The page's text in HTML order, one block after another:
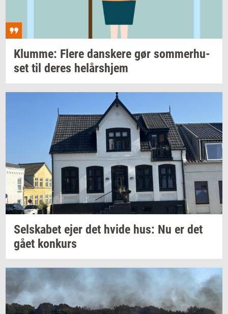
Klum­me: Flere dan­ske­re gør som­mer­hu­
set til deres helårs­hjem
Sel­ska­bet ejer det hvide hus: Nu er det
gået kon­kurs